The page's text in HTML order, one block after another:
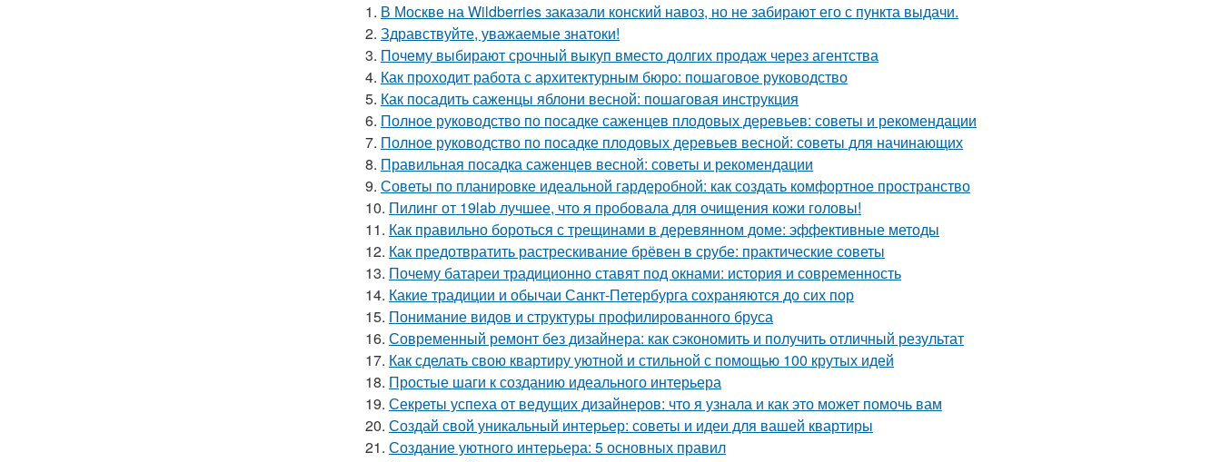
1. В Москве на Wildberries заказали конский навоз, но не забирают его с пункта выдачи.
2. Здравствуйте, уважаемые знатоки!
3. Почему выбирают срочный выкуп вместо долгих продаж через агентства
4. Как проходит работа с архитектурным бюро: пошаговое руководство
5. Как посадить саженцы яблони весной: пошаговая инструкция
6. Полное руководство по посадке саженцев плодовых деревьев: советы и рекомендации
7. Полное руководство по посадке плодовых деревьев весной: советы для начинающих
8. Правильная посадка саженцев весной: советы и рекомендации
9. Советы по планировке идеальной гардеробной: как создать комфортное пространство
10. Пилинг от 19lab лучшее, что я пробовала для очищения кожи головы!
11. Как правильно бороться с трещинами в деревянном доме: эффективные методы
12. Как предотвратить растрескивание брёвен в срубе: практические советы
13. Почему батареи традиционно ставят под окнами: история и современность
14. Какие традиции и обычаи Санкт-Петербурга сохраняются до сих пор
15. Понимание видов и структуры профилированного бруса
16. Современный ремонт без дизайнера: как сэкономить и получить отличный результат
17. Как сделать свою квартиру уютной и стильной с помощью 100 крутых идей
18. Простые шаги к созданию идеального интерьера
19. Секреты успеха от ведущих дизайнеров: что я узнала и как это может помочь вам
20. Создай свой уникальный интерьер: советы и идеи для вашей квартиры
21. Создание уютного интерьера: 5 основных правил